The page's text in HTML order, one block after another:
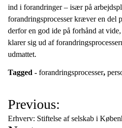
ind i forandringer – især på
forandringsprocesser kræver en del
derfor en god ide på forhånd at
klarer sig ud af
udmattet.
Tagged - forandringsprocesser,
I
n
Previous:
Erhverv: Stiftelse af selskab i